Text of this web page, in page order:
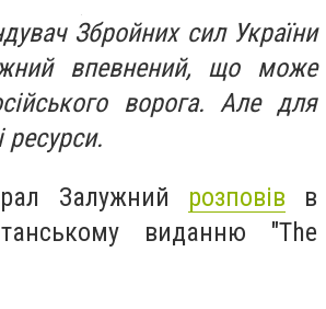
Збройних сил України
впевнений, що може
ворога. Але для
ресурси.
Залужний розповів в
виданню "The